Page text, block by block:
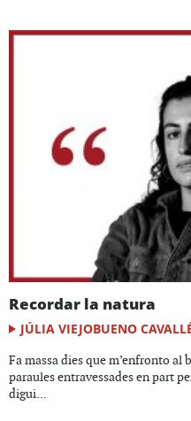
Recordar la natura
JÚLIA VIEJOBUENO
Fa massa dies que m’enfronto
paraules entravessades en part
digui...